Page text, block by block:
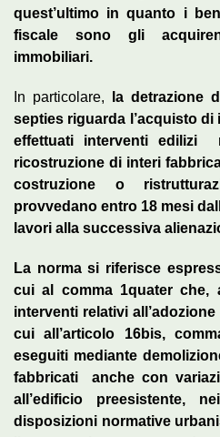
quest’ultimo in quanto i
fiscale sono gli
immobiliari.
In particolare,
la detrazione
septies riguarda l’acquisto
effettuati interventi edilizi
ricostruzione di interi
costruzione o
provvedano entro 18 mesi
lavori alla successiva
La norma si riferisce
cui al comma 1­quater che,
interventi relativi
cui all’articolo 16­bis,
eseguiti mediante
fabbricati ­ anche con
all’edificio preesistente,
disposizioni normative